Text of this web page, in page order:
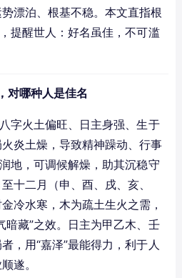
漂泊、根基不稳。本文直指根
提醒世人：好名虽佳，不可滥
对哪种人是佳名
字火土偏旺、日主身强、生于
炎土燥，导致精神躁动、行事
地，可调候解燥，助其沉稳守
十二月（申、酉、戌、亥、
冷水寒，木为疏土生火之需，
暗藏”之效。日主为甲乙木、壬
，用“嘉泽”最能得力，利于人
遂。